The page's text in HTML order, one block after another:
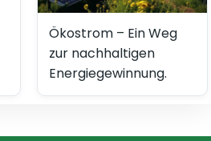
Ökostrom – Ein Weg
zur nachhaltigen
Energiegewinnung.